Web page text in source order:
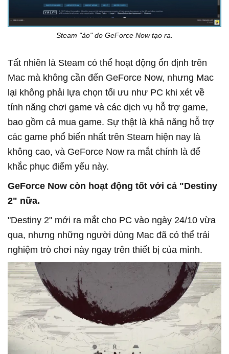
Steam "ảo" do GeForce Now tạo ra.
Tất nhiên là Steam có thể hoạt động ổn định trên
Mac mà không cần đến GeForce Now, nhưng Mac
lại không phải lựa chọn tối ưu như PC khi xét về
tính năng chơi game và các dịch vụ hỗ trợ game,
bao gồm cả mua game. Sự thật là khả năng hỗ trợ
các game phổ biến nhất trên Steam hiện nay là
không cao, và GeForce Now ra mắt chính là để
khắc phục điểm yếu này.
GeForce Now còn hoạt động tốt với cả "Destiny
2" nữa.
"Destiny 2" mới ra mắt cho PC vào ngày 24/10 vừa
qua, nhưng những người dùng Mac đã có thể trải
nghiệm trò chơi này ngay trên thiết bị của mình.